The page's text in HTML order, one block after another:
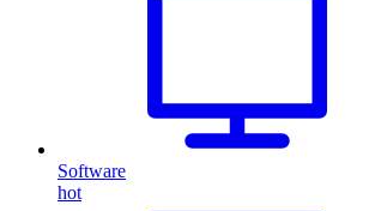
Software
hot